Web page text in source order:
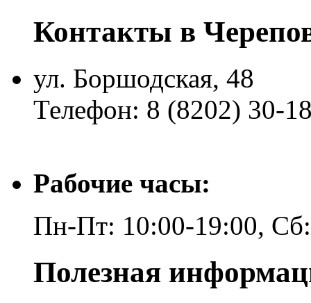
Контакты в
ул. Боршодская, 48
Телефон: 8 (8202) 30-
Рабочие часы:
Пн-Пт: 10:00-19:00,
Полезная